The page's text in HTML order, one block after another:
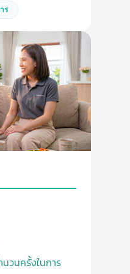
ร
นวนครั้งในการ